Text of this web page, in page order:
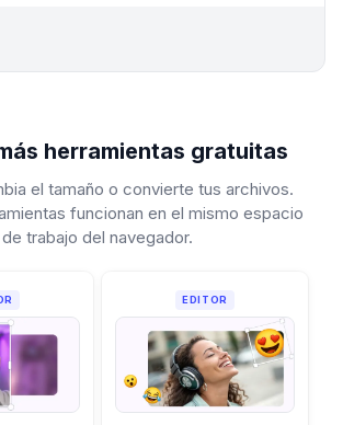
herramientas gratuitas
el tamaño o convierte tus archivos.
funcionan en el mismo espacio
de trabajo del navegador.
EDITOR